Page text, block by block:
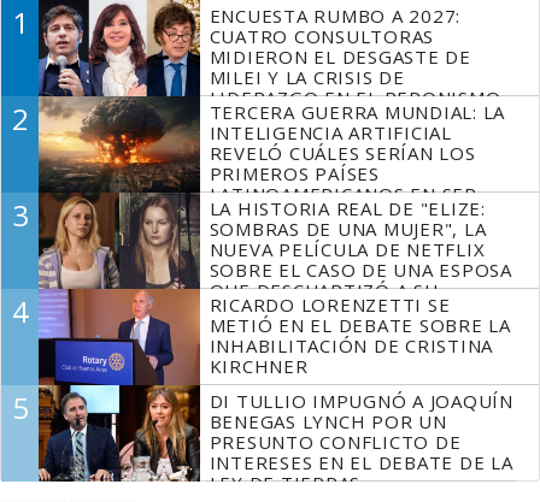
1
ENCUESTA RUMBO A 2027:
CUATRO CONSULTORAS
MIDIERON EL DESGASTE DE
MILEI Y LA CRISIS DE
LIDERAZGO EN EL PERONISMO
2
TERCERA GUERRA MUNDIAL: LA
INTELIGENCIA ARTIFICIAL
REVELÓ CUÁLES SERÍAN LOS
PRIMEROS PAÍSES
LATINOAMERICANOS EN SER
DERROTADOS
3
LA HISTORIA REAL DE "ELIZE:
SOMBRAS DE UNA MUJER", LA
NUEVA PELÍCULA DE NETFLIX
SOBRE EL CASO DE UNA ESPOSA
QUE DESCUARTIZÓ A SU
MARIDO
4
RICARDO LORENZETTI SE
METIÓ EN EL DEBATE SOBRE LA
INHABILITACIÓN DE CRISTINA
KIRCHNER
5
DI TULLIO IMPUGNÓ A JOAQUÍN
BENEGAS LYNCH POR UN
PRESUNTO CONFLICTO DE
INTERESES EN EL DEBATE DE LA
LEY DE TIERRAS